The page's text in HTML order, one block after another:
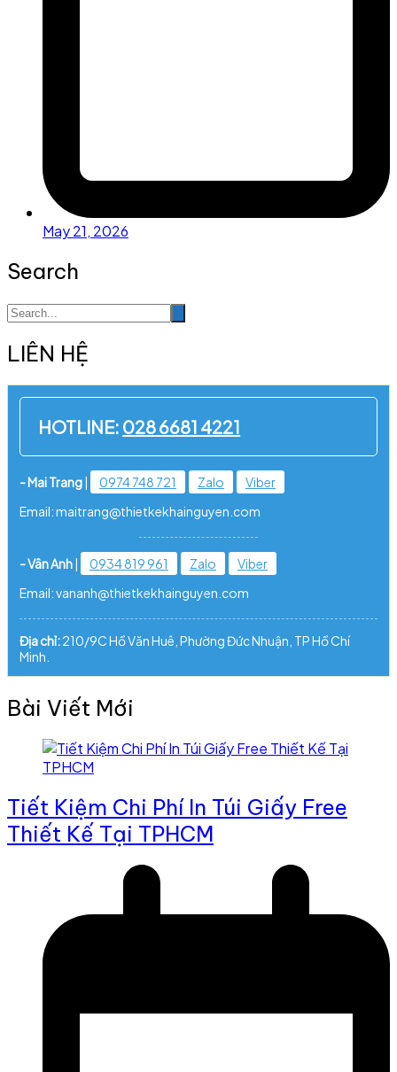
May 21, 2026
Search
LIÊN HỆ
HOTLINE: 028 6681 4221
- Mai Trang| 0974 748 721 Zalo
Viber
Email: maitrang@thietkekhainguyen.com
- Vân Anh| 0934 819 961 Zalo
Viber
Email: vananh@thietkekhainguyen.com
Địa chỉ:210/9C Hồ Văn Huê, Phường Đức Nhuận, TP Hồ Chí
Minh.
Bài Viết Mới
Tiết Kiệm Chi Phí In Túi Giấy Free
Thiết Kế Tại TPHCM